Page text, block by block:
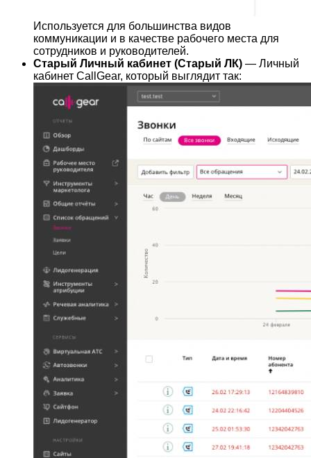
Используется для большинства видов
коммуникации и в качестве рабочего места для
сотрудников и руководителей.
Старый Личный кабинет (Старый ЛК) — Личный
кабинет CallGear, который выглядит так: